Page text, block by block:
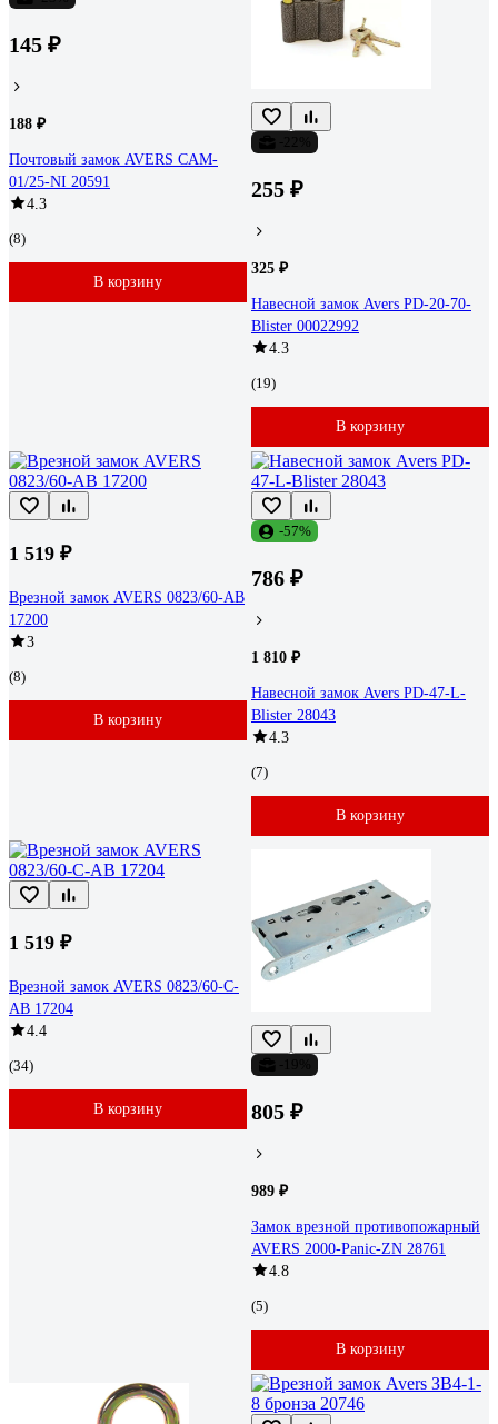
145 ₽
188 ₽
Почтовый замок AVERS CAM-
01/25-NI 20591
4.3
(8)
В корзину
255 ₽
325 ₽
Навесной замок Avers PD-20-70-
Blister 00022992
4.3
(19)
В корзину
1 519 ₽
Врезной замок AVERS 0823/60-AB
17200
3
(8)
В корзину
-57%
786 ₽
1 810 ₽
Навесной замок Avers PD-47-L-
Blister 28043
4.3
(7)
В корзину
1 519 ₽
Врезной замок AVERS 0823/60-C-
AB 17204
4.4
(34)
В корзину 805 ₽
989 ₽
Замок врезной противопожарный
AVERS 2000-Panic-ZN 28761
4.8
(5)
В корзину